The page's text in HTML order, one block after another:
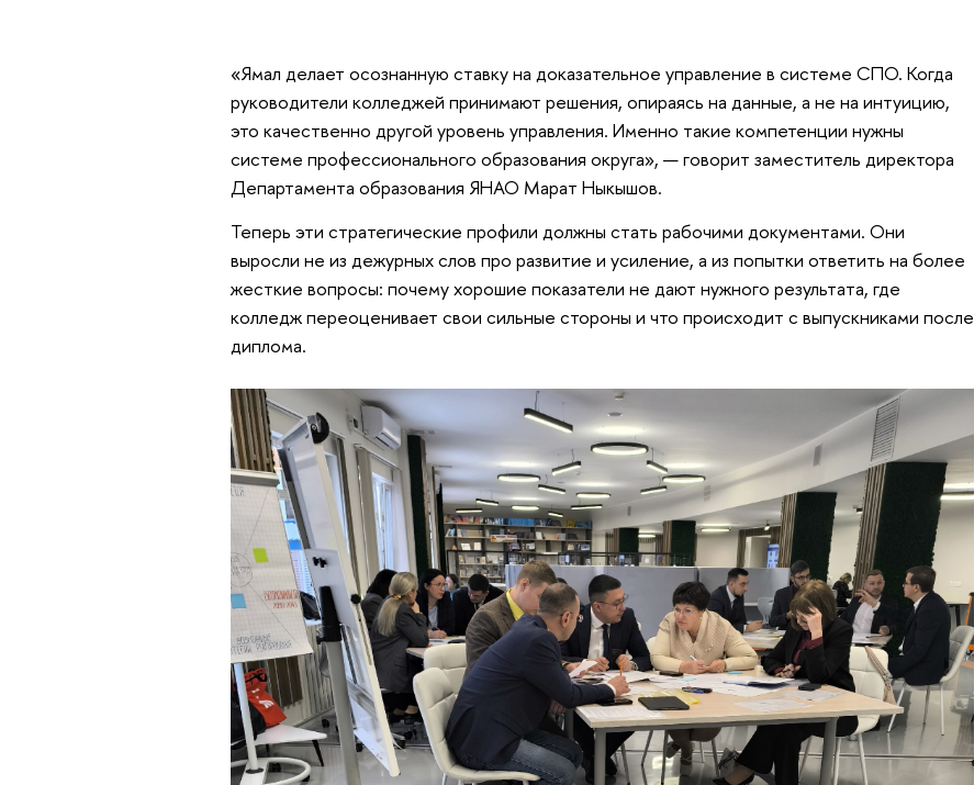
«Ямал делает осознанную ставку на доказательное управление в системе СПО. Когда
руководители колледжей принимают решения, опираясь на данные, а не на интуицию,
это качественно другой уровень управления. Именно такие компетенции нужны
системе профессионального образования округа», — говорит заместитель директора
Департамента образования ЯНАО Марат Ныкышов.
Теперь эти стратегические профили должны стать рабочими документами. Они
выросли не из дежурных слов про развитие и усиление, а из попытки ответить на более
жесткие вопросы: почему хорошие показатели не дают нужного результата, где
колледж переоценивает свои сильные стороны и что происходит с выпускниками после
диплома.